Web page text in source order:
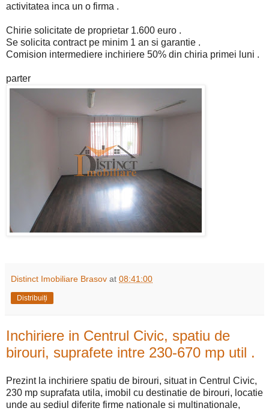
activitatea inca un o firma .
Chirie solicitate de proprietar 1.600 euro .
Se solicita contract pe minim 1 an si garantie .
Comision intermediere inchiriere 50% din chiria primei luni .
parter
Distinct Imobiliare Brasov at 08:41:00
Distribuiți
Inchiriere in Centrul Civic, spatiu de
birouri, suprafete intre 230-670 mp util .
Prezint la inchiriere spatiu de birouri, situat in Centrul Civic,
230 mp suprafata utila, imobil cu destinatie de birouri, locatie
unde au sediul diferite firme nationale si multinationale,